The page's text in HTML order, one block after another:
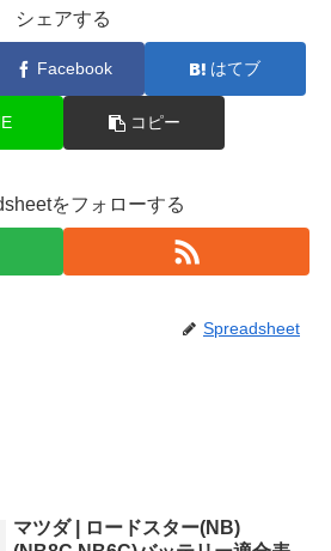
シェアする
Facebook はてブ
コピー
をフォローする
Spreadsheet
マツダ | ロードスター(NB)